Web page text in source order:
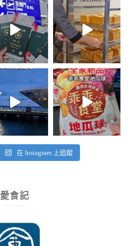
在 Instagram 上追蹤
愛食記